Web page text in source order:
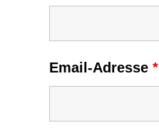
Email-Adresse*